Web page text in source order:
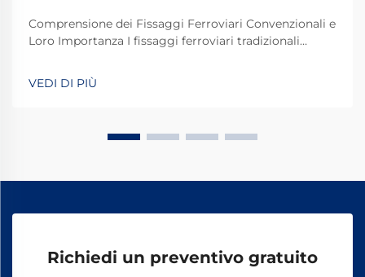
Comprensione dei Fissaggi Ferroviari Convenzionali e
Loro Importanza I fissaggi ferroviari tradizionali
stabili e sicuri i binari dei treni per le operazioni
quotidiane. La maggior parte dei sistemi si basa su
VEDI DI PIÙ
Richiedi un preventivo gratuito